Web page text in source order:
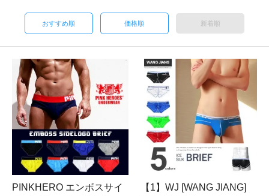
おすすめ順 価格順 新着順
PINKHERO エンボスサイ
【1】WJ [WANG JIANG]